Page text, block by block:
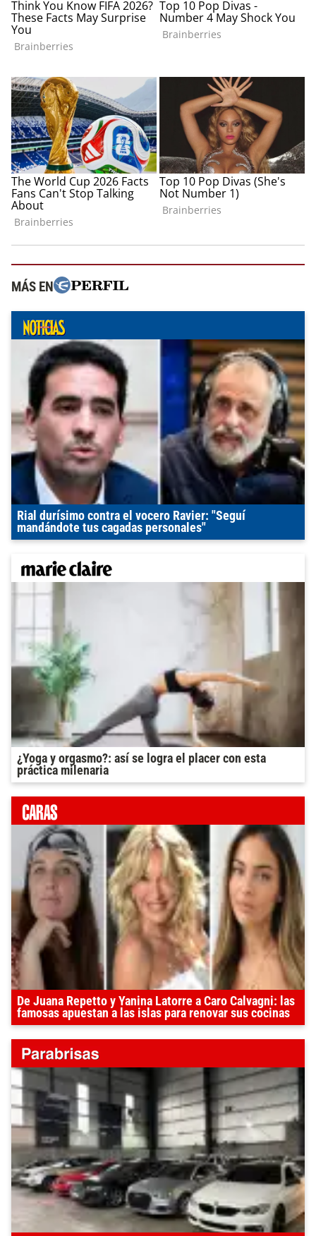
MÁS EN
Rial durísimo contra el vocero Ravier: "Seguí
mandándote tus cagadas personales"
¿Yoga y orgasmo?: así se logra el placer con esta
práctica milenaria
De Juana Repetto y Yanina Latorre a Caro Calvagni: las
famosas apuestan a las islas para renovar sus cocinas